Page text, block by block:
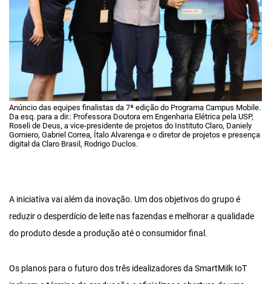
Anúncio das equipes finalistas da 7ª edição do Programa Campus Mobile.
Da esq. para a dir.: Professora Doutora em Engenharia Elétrica pela USP,
Roseli de Deus, a vice-presidente de projetos do Instituto Claro, Daniely
Gomiero, Gabriel Correa, Ítalo Alvarenga e o diretor de projetos e presença
digital da Claro Brasil, Rodrigo Duclos.
A iniciativa vai além da inovação. Um dos objetivos do grupo é
reduzir o desperdício de leite nas fazendas e melhorar a qualidade
do produto desde a produção até o consumidor final.
Os planos para o futuro dos três idealizadores da SmartMilk IoT